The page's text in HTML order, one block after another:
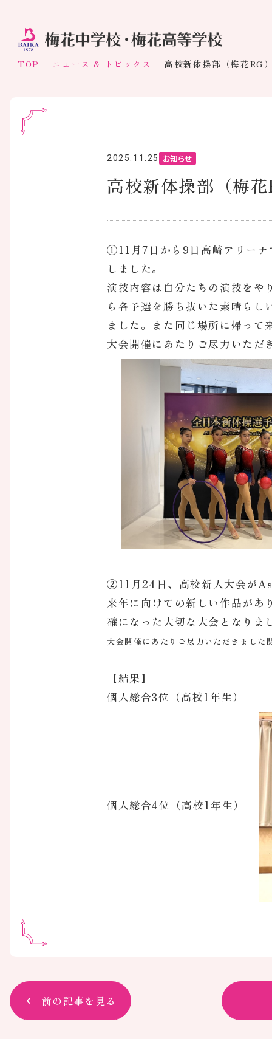
TOP ニュース & トピックス 高校新体操部（梅花RG
2025.11.25 お知らせ
高校新体操部（梅
①11月7日から9日高崎アリーナ
しました。
演技内容は自分たちの演技をや
ら各予選を勝ち抜いた素晴ら
ました。また同じ場所に帰っ
大会開催にあたりご尽力いただ
②11月24日、高校新人大会が
来年に向けての新しい作品があ
確になった大切な大会となりま
大会開催にあたりご尽力いただきました
【結果】
個人総合3位（高校1年生）
個人総合4位（高校1年生）
前の記事を見る